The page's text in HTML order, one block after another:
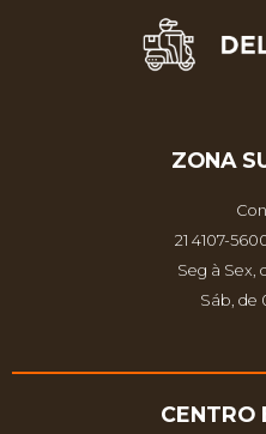
ZONA
21 4107-
Seg à Sex,
Sáb, de
CENTRO